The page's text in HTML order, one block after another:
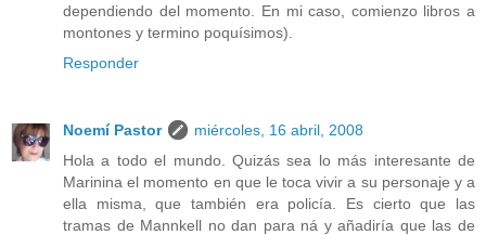
dependiendo del momento. En mi caso, comienzo libros a
montones y termino poquísimos).
Responder
Noemí Pastor
miércoles, 16 abril, 2008
Hola a todo el mundo. Quizás sea lo más interesante de
Marinina el momento en que le toca vivir a su personaje y a
ella misma, que también era policía. Es cierto que las
tramas de Mannkell no dan para ná y añadiría que las de